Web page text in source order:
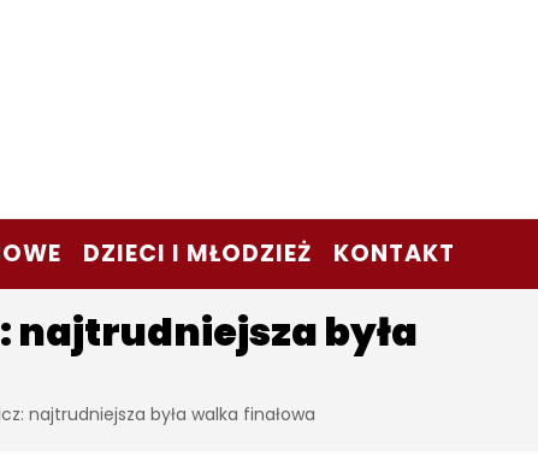
DZIECI I MŁODZIEŻ KONTAKT
najtrudniejsza była
najtrudniejsza była walka finałowa